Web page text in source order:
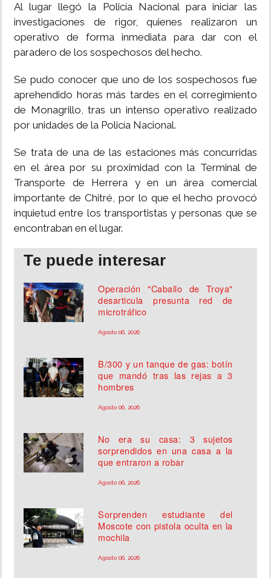
Al lugar llegó la Policía Nacional para iniciar las
investigaciones de rigor, quienes realizaron un
operativo de forma inmediata para dar con el
paradero de los sospechosos del hecho.
Se pudo conocer que uno de los sospechosos fue
aprehendido horas más tardes en el corregimiento
de Monagrillo, tras un intenso operativo realizado
por unidades de la Policía Nacional.
Se trata de una de las estaciones más concurridas
en el área por su proximidad con la Terminal de
Transporte de Herrera y en un área comercial
importante de Chitré, por lo que el hecho provocó
inquietud entre los transportistas y personas que se
encontraban en el lugar.
Te puede interesar
Operación "Caballo de Troya"
desarticula presunta red de
microtráfico
Agosto 06, 2026
B/300 y un tanque de gas: botín
que mandó tras las rejas a 3
hombres
Agosto 06, 2026
No era su casa: 3 sujetos
sorprendidos en una casa a la
que entraron a robar
Agosto 06, 2026
Sorprenden estudiante del
Moscote con pistola oculta en la
mochila
Agosto 06, 2026